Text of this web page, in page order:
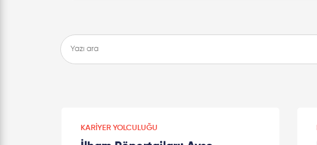
KARIYER YOLCULUĞU